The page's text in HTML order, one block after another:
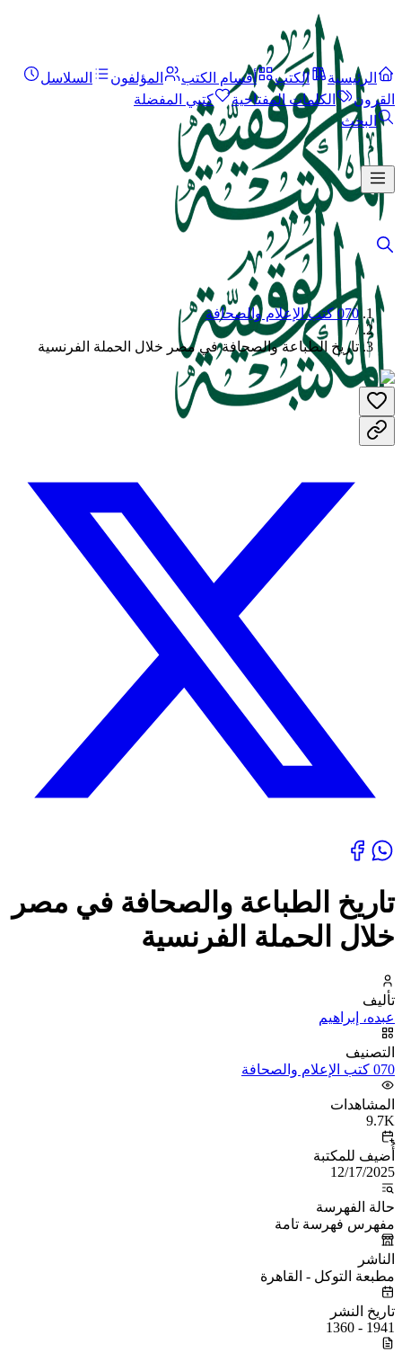
الرئيسية الكتب أقسام الكتب المؤلفون
السلاسل
القرون
الكلمات المفتاحية
كتبي المفضلة
البحث
070 كتب الإعلام والصحافة
/
تاريخ الطباعة والصحافة في مصر خلال الحملة الفرنسية
تاريخ الطباعة والصحافة في مصر
خلال الحملة الفرنسية
تأليف
عبده، إبراهيم
التصنيف
070 كتب الإعلام والصحافة
المشاهدات
9.7K
أُضيف للمكتبة
12/17/2025
حالة الفهرسة
مفهرس فهرسة تامة
الناشر
مطبعة التوكل - القاهرة
تاريخ النشر
1941 - 1360